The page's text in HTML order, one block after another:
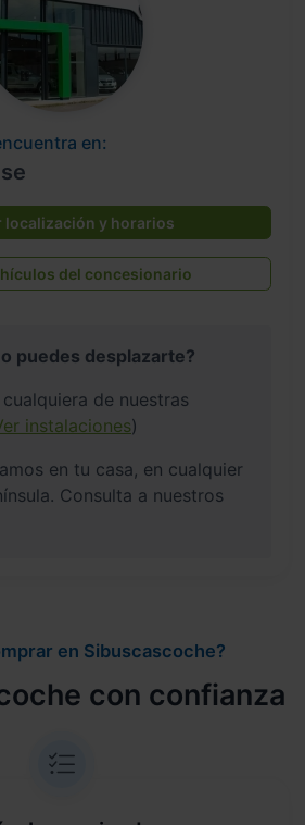
en:
localización y horarios
del concesionario
puedes desplazarte?
de nuestras
instalaciones)
en tu casa, en cualquier
Consulta a nuestros
en Sibuscascoche?
con confianza